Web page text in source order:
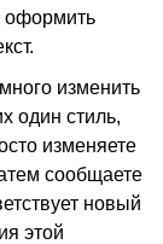
оформить
изменить
один стиль,
изменяете
сообщаете
новый
этой